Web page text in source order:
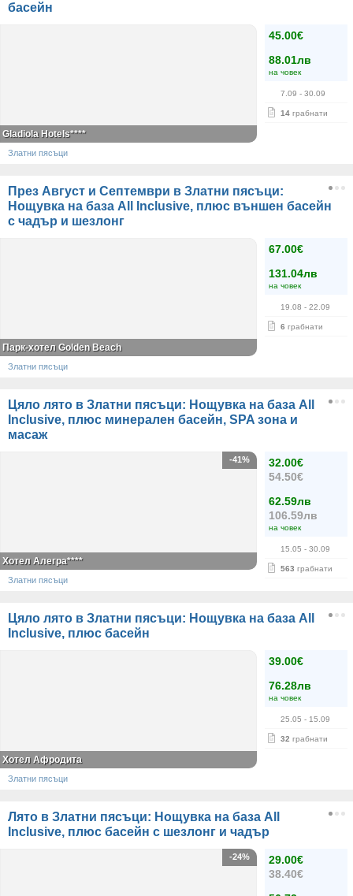
басейн
45.00€
88.01лв
на човек
7.09 - 30.09
14 грабнати
Gladiola Hotels****
Златни пясъци
През Август и Септември в Златни пясъци:
Нощувка на база All Inclusive, плюс външен басейн
с чадър и шезлонг
67.00€
131.04лв
на човек
19.08 - 22.09
6 грабнати
Парк-хотел Golden Beach
Златни пясъци
Цяло лято в Златни пясъци: Нощувка на база All
Inclusive, плюс минерален басейн, SPA зона и
масаж
32.00€
54.50€
62.59лв
106.59лв
на човек
15.05 - 30.09
563 грабнати
-41%
Хотел Алегра****
Златни пясъци
Цяло лято в Златни пясъци: Нощувка на база All
Inclusive, плюс басейн
39.00€
76.28лв
на човек
25.05 - 15.09
32 грабнати
Хотел Афродита
Златни пясъци
Лято в Златни пясъци: Нощувка на база All
Inclusive, плюс басейн с шезлонг и чадър
29.00€
38.40€
-24%